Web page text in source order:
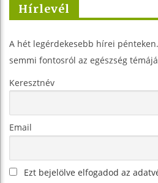
Hírlevél
A hét legérdekesebb hírei
semmi fontosról az egészség
Keresztnév
Email
Ezt bejelölve elfogadod az